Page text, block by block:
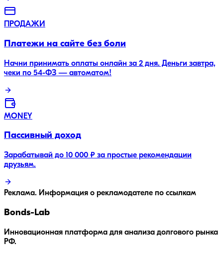
ПРОДАЖИ
Платежи на сайте без боли
Начни принимать оплаты онлайн за 2 дня. Деньги завтра,
чеки по 54-ФЗ — автоматом!
MONEY
Пассивный доход
Зарабатывай до 10 000 ₽ за простые рекомендации
друзьям.
Реклама. Информация о рекламодателе по ссылкам
Bonds-Lab
Инновационная платформа для анализа долгового рынка
РФ.